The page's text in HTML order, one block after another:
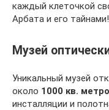
каждый клеточкой
Арбата и его тайнами!
Музей
Уникальный музей
около 1000 кв.
инсталляции и